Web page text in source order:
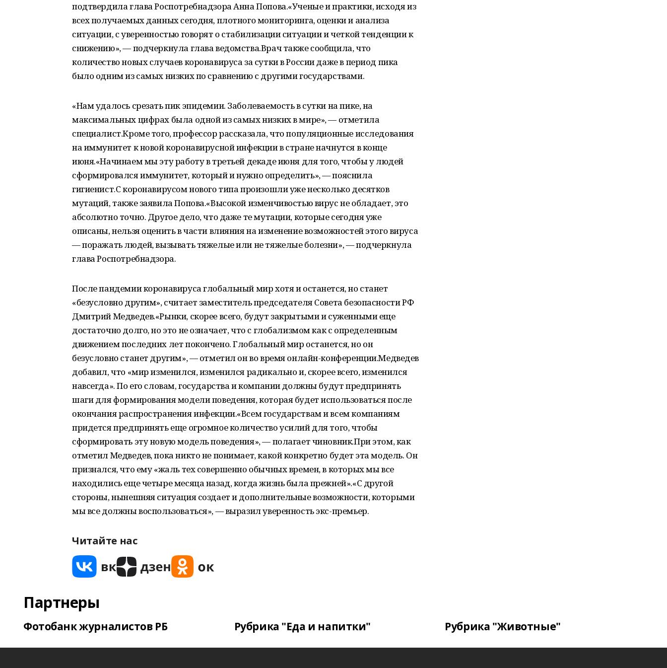
подтвердила глава Роспотребнадзора Анна Попова.«Ученые и практики, исходя из
всех получаемых данных сегодня, плотного мониторинга, оценки и анализа
ситуации, с уверенностью говорят о стабилизации ситуации и четкой тенденции к
снижению», — подчеркнула глава ведомства.Врач также сообщила, что
количество новых случаев коронавируса за сутки в России даже в период пика
было одним из самых низких по сравнению с другими государствами.
«Нам удалось срезать пик эпидемии. Заболеваемость в сутки на пике, на
максимальных цифрах была одной из самых низких в мире», — отметила
специалист.Кроме того, профессор рассказала, что популяционные исследования
на иммунитет к новой коронавирусной инфекции в стране начнутся в конце
июня.«Начинаем мы эту работу в третьей декаде июня для того, чтобы у людей
сформировался иммунитет, который и нужно определить», — пояснила
гигиенист.С коронавирусом нового типа произошли уже несколько десятков
мутаций, также заявила Попова.«Высокой изменчивостью вирус не обладает, это
абсолютно точно. Другое дело, что даже те мутации, которые сегодня уже
описаны, нельзя оценить в части влияния на изменение возможностей этого вируса
— поражать людей, вызывать тяжелые или не тяжелые болезни», — подчеркнула
глава Роспотребнадзора.
После пандемии коронавируса глобальный мир хотя и останется, но станет
«безусловно другим», считает заместитель председателя Совета безопасности РФ
Дмитрий Медведев.«Рынки, скорее всего, будут закрытыми и суженными еще
достаточно долго, но это не означает, что с глобализмом как с определенным
движением последних лет покончено. Глобальный мир останется, но он
безусловно станет другим», — отметил он во время онлайн-конференции.Медведев
добавил, что «мир изменился, изменился радикально и, скорее всего, изменился
навсегда». По его словам, государства и компании должны будут предпринять
шаги для формирования модели поведения, которая будет использоваться после
окончания распространения инфекции.«Всем государствам и всем компаниям
придется предпринять еще огромное количество усилий для того, чтобы
сформировать эту новую модель поведения», — полагает чиновник.При этом, как
отметил Медведев, пока никто не понимает, какой конкретно будет эта модель. Он
признался, что ему «жаль тех совершенно обычных времен, в которых мы все
находились еще четыре месяца назад, когда жизнь была прежней».«С другой
стороны, нынешняя ситуация создает и дополнительные возможности, которыми
мы все должны воспользоваться», — выразил уверенность экс-премьер.
Читайте нас
Партнеры
Фотобанк журналистов РБ Рубрика "Еда и напитки" Рубрика "Животные"